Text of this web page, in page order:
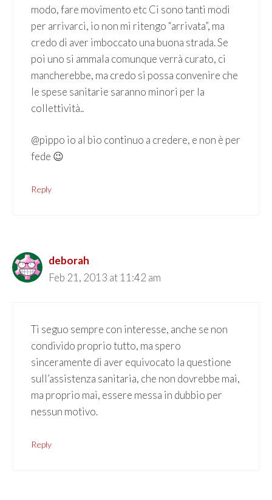
modo, fare movimento etc Ci sono tanti modi
per arrivarci, io non mi ritengo “arrivata”, ma
credo di aver imboccato una buona strada. Se
poi uno si ammala comunque verrà curato, ci
mancherebbe, ma credo si possa convenire che
le spese sanitarie saranno minori per la
collettività..
@pippo io al bio continuo a credere, e non è per
fede 😉
Reply
deborah
Feb 21, 2013 at 11:42 am
Ti seguo sempre con interesse, anche se non
condivido proprio tutto, ma spero
sinceramente di aver equivocato la questione
sull’assistenza sanitaria, che non dovrebbe mai,
ma proprio mai, essere messa in dubbio per
nessun motivo.
Reply